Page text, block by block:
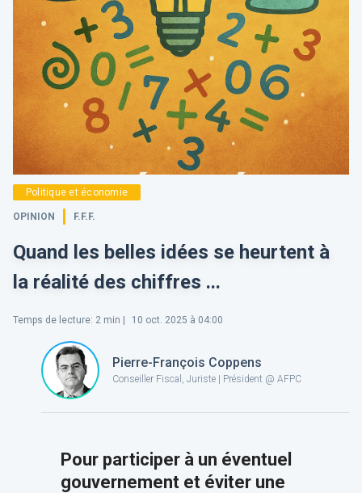
Politique et économie
OPINION F.F.F.
Quand les belles idées se heurtent à
la réalité des chiffres ...
Temps de lecture: 2 min | 10 oct. 2025 à 04:00
Pierre-François Coppens
Conseiller Fiscal, Juriste | Président @ AFPC
Pour participer à un éventuel
gouvernement et éviter une